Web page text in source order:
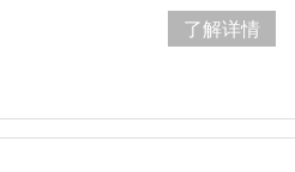
了解详情